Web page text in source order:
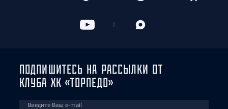
ПОДПИШИТЕСЬ НА РАССЫЛКИ ОТ
КЛУБА ХК «ТОРПЕДО»
Введите Ваш e-mail